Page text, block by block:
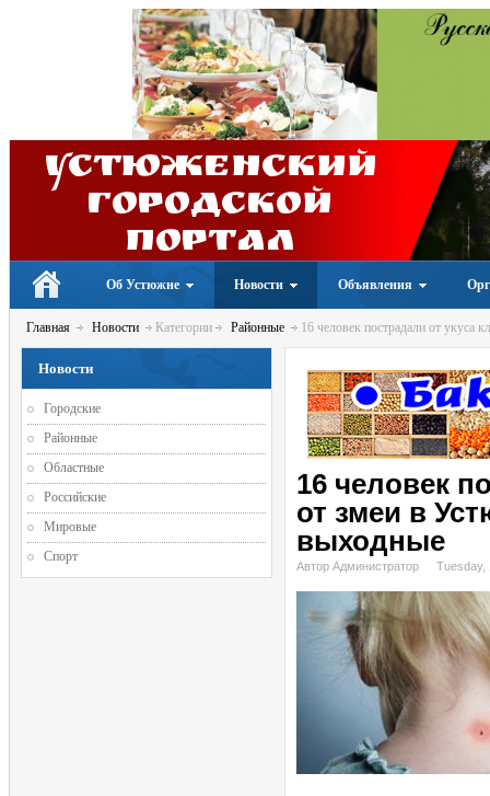
Устюженский
Городской
портал
Об Устюжне Новости Объявления
Главная Новости Категории Районные 16 человек пострадали от
16 человек
от змеи в
выходные
Автор Администратор Tuesday,
Новости
Городские
Районные
Областные
Российские
Мировые
Спорт